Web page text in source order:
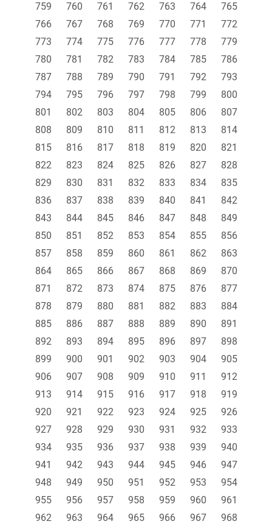
759
760 761 762 763 764
765
766
767 768 769 770 771
772
773
774 775 776 777 778
779
780
781 782 783 784 785
786
787
788 789 790 791 792
793
794
795 796 797 798 799
800
801
802 803 804 805 806
807
808
809 810 811 812 813
814
815
816 817 818 819 820
821
822
823 824 825 826 827
828
829
830 831 832 833 834
835
836
837 838 839 840 841
842
843
844 845 846 847 848
849
850
851 852 853 854 855
856
857
858 859 860 861 862
863
864
865 866 867 868 869
870
871
872 873 874 875 876
877
878
879 880 881 882 883
884
885
886 887 888 889 890
891
892
893 894 895 896 897
898
899
900 901 902 903 904
905
906
907 908 909 910 911
912
913
914 915 916 917 918
919
920
921 922 923 924 925
926
927
928 929 930 931 932
933
934
935 936 937 938 939
940
941
942 943 944 945 946
947
948
949 950 951 952 953
954
955
956 957 958 959 960
961
962
963 964 965 966 967
968